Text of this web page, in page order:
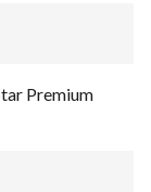
Premium